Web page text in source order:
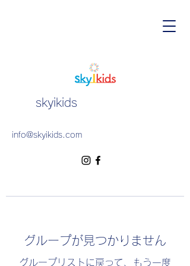
skyikids
info@skyikids.com
グループが見つかりません
グループリストに戻って、もう一度